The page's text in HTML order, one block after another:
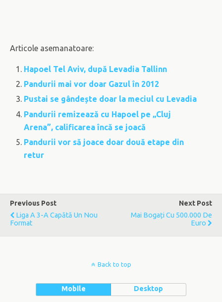
Articole asemanatoare:
Hapoel Tel Aviv, după Levadia Tallinn
Pandurii mai vor doar Gazul în 2012
Pustai se gândește doar la meciul cu Levadia
Pandurii remizează cu Hapoel pe „Cluj
Arena”, calificarea încă se joacă
Pandurii vor să joace doar două etape din
retur
Previous Post
Liga A 3-A Capătă Un Nou
Format
Next Post
Mai Bogați Cu 500.000 De
Euro
Back to top
Mobile Desktop